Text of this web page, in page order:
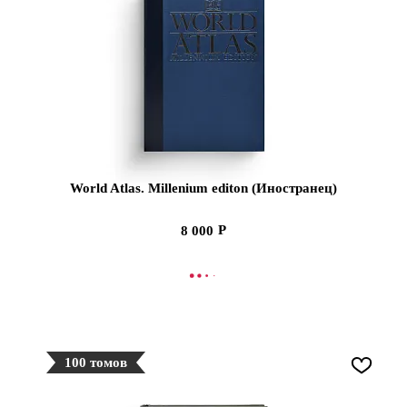
World Atlas. Millenium editon (Иностранец)
8 000
СООБЩИТЬ О ПОСТУПЛЕНИИ
100 томов